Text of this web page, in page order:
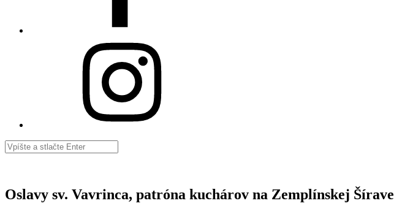
Vyhľadávanie
Oslavy sv. Vavrinca, patróna kuchárov na Zemplínskej Šírave